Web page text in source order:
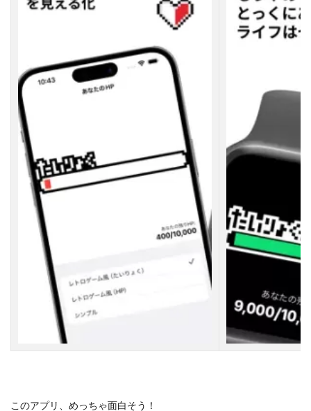
このアプリ、めっちゃ面白そう！